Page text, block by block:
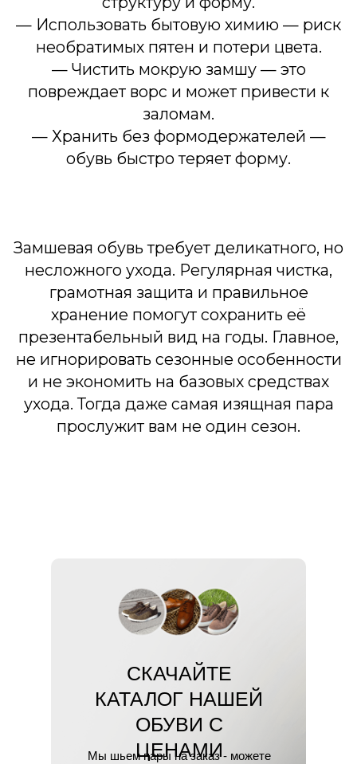
СКАЧАЙТЕ
КАТАЛОГ НАШЕЙ
ОБУВИ С
ЦЕНАМИ
Мы шьем пары на заказ - можете